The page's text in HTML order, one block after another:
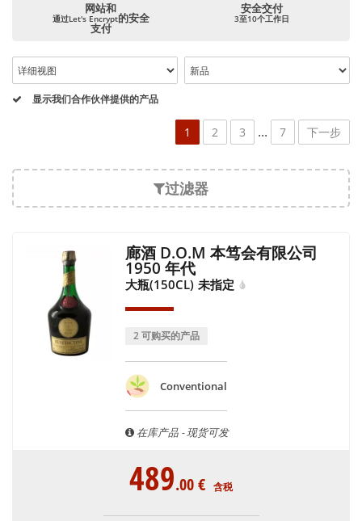
网站和
通过Let's Encrypt的安全
支付
安全交付
3至10个工作日
显示我们合作伙伴提供的产品
1 2 3 ... 7 下一步
过滤器
廊酒 D.O.M 本笃会有限公司
1950 年代
大瓶(150CL) 未指定
2 可购买的产品
Conventional
在库产品 - 现货可发
489.00€ 含税